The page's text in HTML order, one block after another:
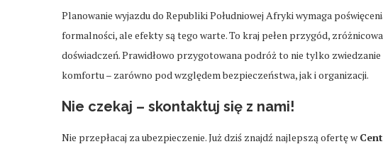
Planowanie wyjazdu do Republiki Południowej Afryki wymaga
formalności, ale efekty są tego warte. To kraj pełen przygód,
doświadczeń. Prawidłowo przygotowana podróż to nie tylko
komfortu – zarówno pod względem bezpieczeństwa, jak i organizacji.
Nie czekaj – skontaktuj się z nami!
Nie przepłacaj za ubezpieczenie. Już dziś znajdź najlepszą ofertę w